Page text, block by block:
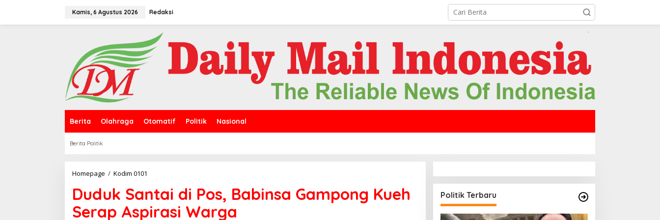
Kamis, 6 Agustus 2026 Redaksi
Berita Olahraga Otomatif Politik Nasional
Berita Politik
Homepage / Kodim 0101
d
u
k
S
Duduk Santai di Pos, Babinsa Gampong Kueh
Serap Aspirasi Warga
Politik Terbaru